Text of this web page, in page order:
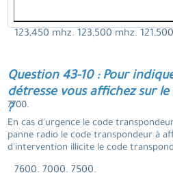
123,450 mhz. 123,500 mhz.
Question 43-10 : Pour
détresse vous affichez sur
?
7700.
En cas d'urgence le code
panne radio le code transpondeur à
d'intervention illicite le code
7600. 7000. 7500.